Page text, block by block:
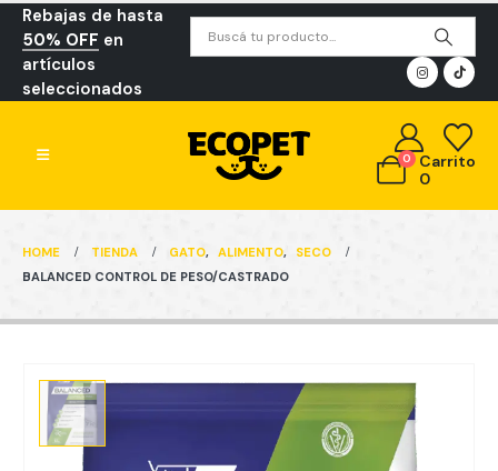
Rebajas de hasta
50% OFF en
artículos
seleccionados
0
Carrito
0
HOME TIENDA GATO, ALIMENTO,
SECO
BALANCED CONTROL DE PESO/CASTRADO